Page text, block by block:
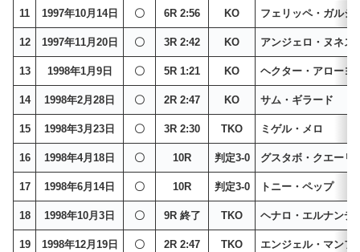
11 1997年10月14日 〇 6R 2:56 KO フェリッペ・ガルシ
12 1997年11月20日 〇 3R 2:42 KO アンジェロ・ヌネス
13 1998年1月9日 〇 5R 1:21 KO ヘクター・アローヨ
14 1998年2月28日 〇 2R 2:47 KO サム・ギラード
15 1998年3月23日 〇 3R 2:30 TKO ミゲル・メロ
16 1998年4月18日 〇 10R 判定3-0 グスタボ・クエーリ
17 1998年6月14日 〇 10R 判定3-0 トニー・ペップ
18 1998年10月3日 〇 9R 終了 TKO ヘナロ・エルナンデ
19 1998年12月19日 〇 2R 2:47 TKO エンジェル・マンフ